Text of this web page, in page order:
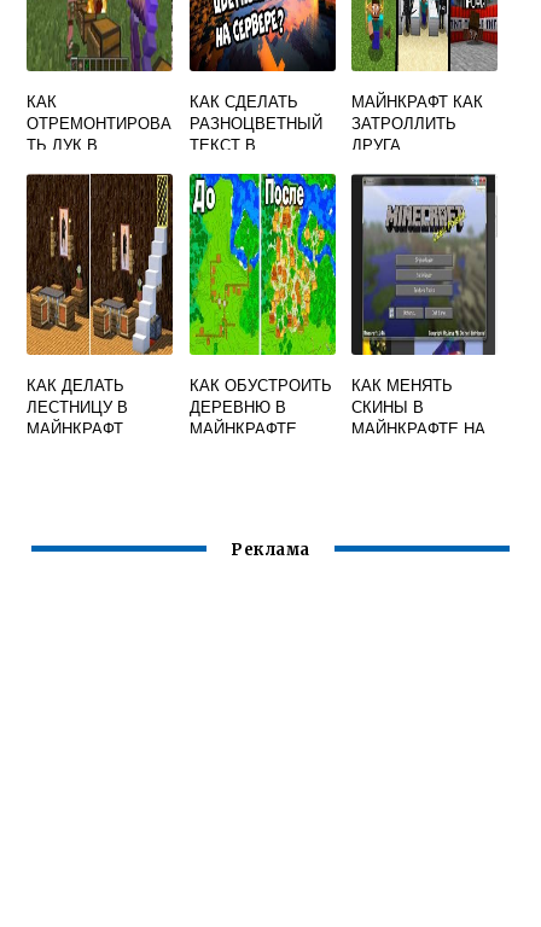
КАК
ОТРЕМОНТИРОВА
ТЬ ЛУК В
КАК СДЕЛАТЬ
РАЗНОЦВЕТНЫЙ
ТЕКСТ В
МАЙНКРАФТ КАК
ЗАТРОЛЛИТЬ
ДРУГА
КАК ДЕЛАТЬ
ЛЕСТНИЦУ В
МАЙНКРАФТ
КАК ОБУСТРОИТЬ
ДЕРЕВНЮ В
МАЙНКРАФТЕ
КАК МЕНЯТЬ
СКИНЫ В
МАЙНКРАФТЕ НА
Реклама